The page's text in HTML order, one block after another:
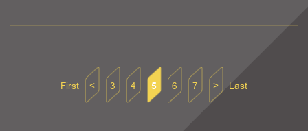
First < 3 4 5 6 7 > Last